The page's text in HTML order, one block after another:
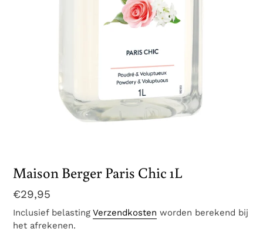
Maison Berger Paris Chic 1L
Normale
prijs
€29,95
Inclusief belasting Verzendkosten worden berekend bij
het afrekenen.